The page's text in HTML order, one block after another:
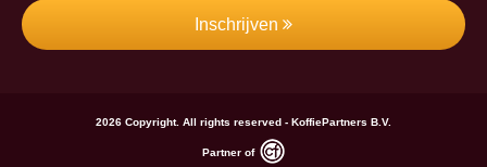
Inschrijven
2026 Copyright. All rights reserved - KoffiePartners B.V.
Partner of